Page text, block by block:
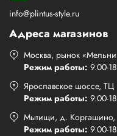
info@plintus-style.ru
Адреса магазинов
Москва, рынок
Режим работы: 9.00-
Ярославское шоссе,
Режим работы: 9.00-
Мытищи, д. Коргашино,
Режим работы: 9.00-